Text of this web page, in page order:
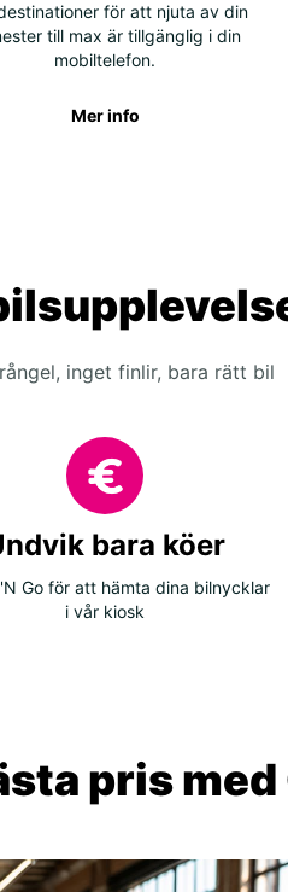
för att njuta av din
till max är tillgänglig i din
mobiltelefon.
Mer info
inget finlir, bara rätt bil
bara köer
Go för att hämta dina bilnycklar
i vår kiosk
pris med